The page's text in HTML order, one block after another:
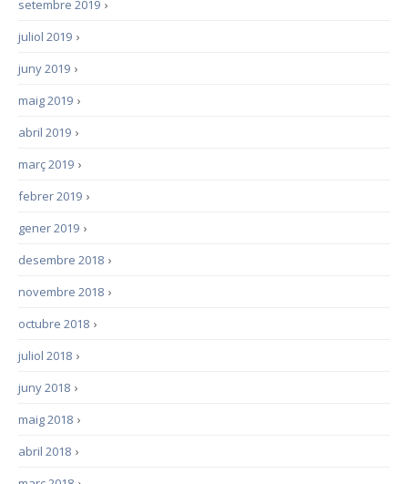
›
setembre 2019
›
juliol 2019
›
juny 2019
›
maig 2019
›
abril 2019
›
març 2019
›
febrer 2019
›
gener 2019
›
desembre 2018
›
novembre 2018
›
octubre 2018
›
juliol 2018
›
juny 2018
›
maig 2018
›
abril 2018